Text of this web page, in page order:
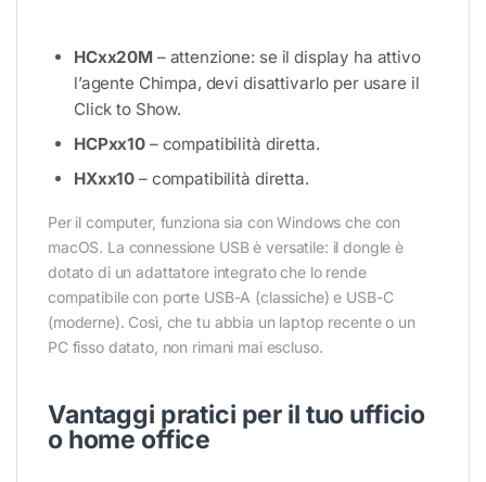
HCxx20M – attenzione: se il display ha attivo
l’agente Chimpa, devi disattivarlo per usare il
Click to Show.
HCPxx10 – compatibilità diretta.
HXxx10 – compatibilità diretta.
Per il computer, funziona sia con Windows che con
macOS. La connessione USB è versatile: il dongle è
dotato di un adattatore integrato che lo rende
compatibile con porte USB-A (classiche) e USB-C
(moderne). Così, che tu abbia un laptop recente o un
PC fisso datato, non rimani mai escluso.
Vantaggi pratici per il tuo ufficio
o home office